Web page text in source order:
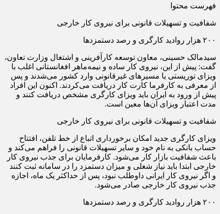
فهرست محتوا
شفافیت و تسهیلات قانونی برای نیروی کار خارجی
۲۰۰ هزار روادید کارگری و رصد دستمزدها
سیدمالک حسینی، معاون توسعه کارآفرینی و اشتغال وزارت تعاون،
گفت: پیش از این، نیروی کار ساده و نیمه‌ماهر افغانستانی اغلب با
ویزای توریستی یا مسیرهای غیرقانونی وارد کشور می‌شدند و پس
از معرفی به کارفرما کارت کار دریافت می‌کردند. اکنون این افراد
پیش از ورود به ایران باید ویزای کارگری مشخص دریافت کنند و
مدت اعتبار ویزای آن‌ها معین است.
شفافیت و تسهیلات قانونی برای نیروی کار خارجی
ویزای کارگری جدید امکان برخورداری اتباع از خط تلفن، افتتاح
حساب بانکی به نام خود و سایر تسهیلات قانونی را فراهم می‌کند و
باعث شفافیت بازار کار می‌شود. کارفرمایان برای جذب نیروی کار
خارجی ابتدا باید نیاز شغلی و میزان دستمزد را در سامانه ثبت کنند
و اگر نیروی کار ایرانی داوطلب نبود، پس از حداکثر یک ماه، اجازه
جذب نیروی کار خارجی صادر می‌شود.
۲۰۰ هزار روادید کارگری و رصد دستمزدها